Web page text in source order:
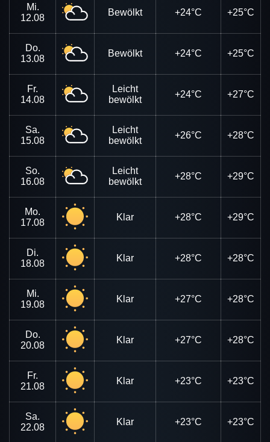
Mi.
12.08
Bewölkt +24°C +25°C
Do.
13.08
Bewölkt +24°C +25°C
Fr.
14.08
Leicht
bewölkt
+24°C +27°C
Sa.
15.08
Leicht
bewölkt
+26°C +28°C
So.
16.08
Leicht
bewölkt
+28°C +29°C
Mo.
17.08
Klar +28°C +29°C
Di.
18.08
Klar +28°C +28°C
Mi.
19.08
Klar +27°C +28°C
Do.
20.08
Klar +27°C +28°C
Fr.
21.08
Klar +23°C +23°C
Sa.
22.08
Klar +23°C +23°C